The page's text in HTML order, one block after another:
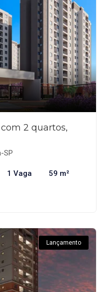
2 quartos,
SP
1 Vaga 59 m²
Lançamento